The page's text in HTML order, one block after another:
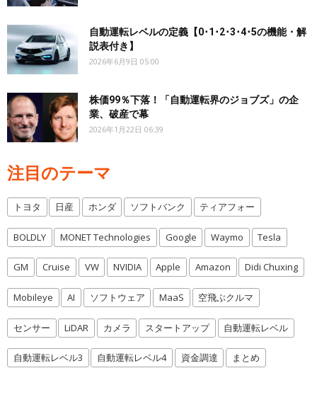
自動運転レベルの定義【0･1･2･3･4･5の機能・解
説表付き】
2026年6月9日 05:00
株価99％下落！「自動運転界のジョブズ」の企
業、破産で幕
2026年1月22日 06:39
注目のテーマ
トヨタ 日産 ホンダ ソフトバンク ティアフォー
BOLDLY MONET Technologies Google Waymo Tesla
GM Cruise VW NVIDIA Apple Amazon Didi Chuxing
Mobileye AI ソフトウェア MaaS 空飛ぶクルマ
センサー LiDAR カメラ スタートアップ 自動運転レベル
自動運転レベル3 自動運転レベル4 資金調達 まとめ